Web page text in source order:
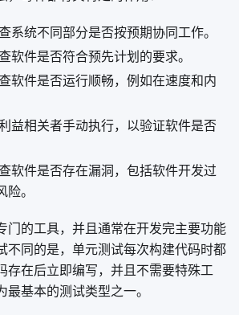
系统不同部分是否按预期协同工作。
软件是否符合预先计划的要求。
软件是否运行顺畅，例如在速度和内
益相关者手动执行，以验证软件是否
软件是否存在漏洞，包括软件开发过
。
门的工具，并且通常在开发完主要功能
不同的是，单元测试每次构建代码时都
存在后立即编写，并且不需要特殊工
基本的测试类型之一。